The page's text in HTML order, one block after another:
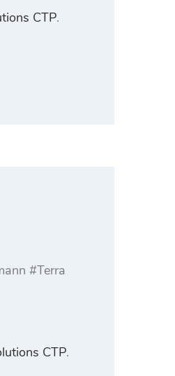
CTP.
#Terra
CTP.